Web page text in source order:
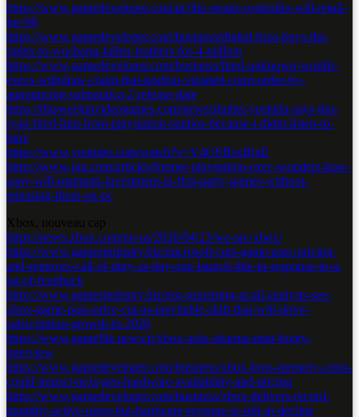
https://www.gamedeveloper.com/pc/the-steam-controller-will-retail-
for-99
https://www.gamedeveloper.com/business/digital-bros-buys-the-
rights-to-wuchang-fallen-feathers-for-4-million
https://www.gamedeveloper.com/business/fired-unknown-worlds-
execs-withdraw-claim-that-krafton-violated-court-order-by-
announcing-subnautica-2-release-date
https://thisweekinvideogames.com/news/shuhei-yoshida-says-jim-
ryan-fired-him-from-playstation-studios-because-i-didnt-listen-to-
him/
https://www.youtube.com/watch?v=V4OSBsxBjnE
https://www.ign.com/articles/former-playstation-exec-wonders-how-
sony-will-maintain-investment-in-first-party-games-without-
releasing-them-on-pc
https://news.xbox.com/en-us/2026/04/23/we-are-xbox/
https://www.gamesindustry.biz/microsoft-cuts-game-pass-pricing-
and-removes-call-of-duty-as-day-one-launch-title-in-response-to-a-
lot-of-feedback
https://www.gamesindustry.biz/not-surprising-at-all-analysts-see-
xbox-game-pass-price-cut-as-inevitable-shift-that-will-drive-
subscription-growth-in-2026
https://www.gamefile.news/p/xbox-asha-sharma-matt-booty-
interview
https://www.gamedeveloper.com/business/xbox-boss-memory-crisis-
could-impact-next-gen-hardware-availability-and-pricing
https://www.gamedeveloper.com/business/xbox-delivers-record-
monthly-active-users-but-hardware-revenue-is-still-in-decline